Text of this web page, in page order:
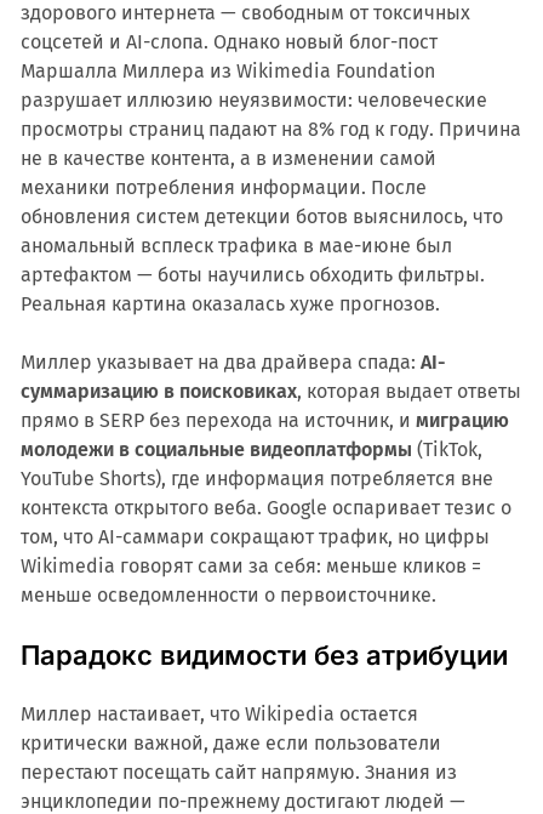
здорового интернета — свободным от токсичных
соцсетей и AI-слопа. Однако новый блог-пост
Маршалла Миллера из Wikimedia Foundation
разрушает иллюзию неуязвимости: человеческие
просмотры страниц падают на 8% год к году. Причина
не в качестве контента, а в изменении самой
механики потребления информации. После
обновления систем детекции ботов выяснилось, что
аномальный всплеск трафика в мае-июне был
артефактом — боты научились обходить фильтры.
Реальная картина оказалась хуже прогнозов.
Миллер указывает на два драйвера спада: AI-
суммаризацию в поисковиках, которая выдает ответы
прямо в SERP без перехода на источник, и миграцию
молодежи в социальные видеоплатформы (TikTok,
YouTube Shorts), где информация потребляется вне
контекста открытого веба. Google оспаривает тезис о
том, что AI-саммари сокращают трафик, но цифры
Wikimedia говорят сами за себя: меньше кликов =
меньше осведомленности о первоисточнике.
Парадокс видимости без атрибуции
Миллер настаивает, что Wikipedia остается
критически важной, даже если пользователи
перестают посещать сайт напрямую. Знания из
энциклопедии по-прежнему достигают людей —